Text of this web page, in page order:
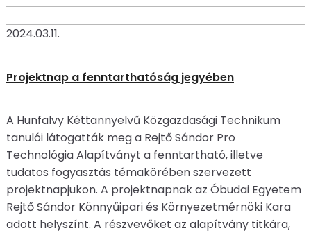
2024.03.11.
Projektnap a fenntarthatóság jegyében
A Hunfalvy Kéttannyelvű Közgazdasági Technikum
tanulói látogatták meg a Rejtő Sándor Pro
Technológia Alapítványt a fenntartható, illetve
tudatos fogyasztás témakörében szervezett
projektnapjukon. A projektnapnak az Óbudai Egyetem
Rejtő Sándor Könnyűipari és Környezetmérnöki Kara
adott helyszínt. A részvevőket az alapítvány titkára,